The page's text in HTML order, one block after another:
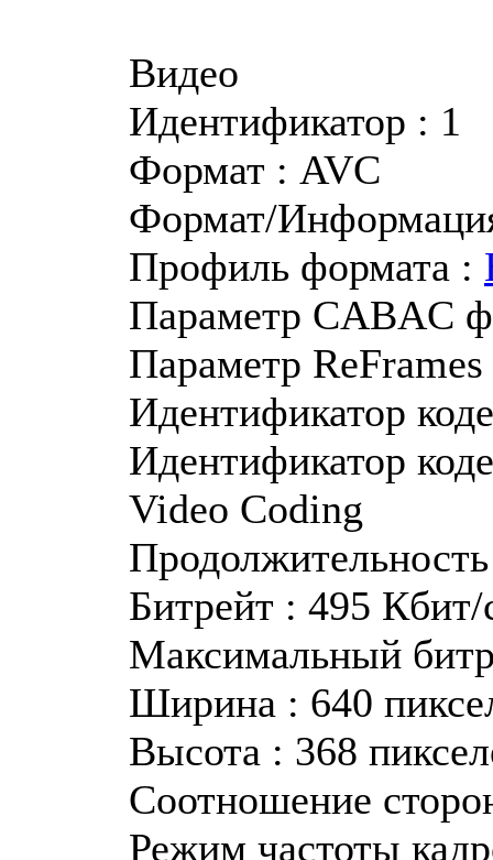
Видео
Идентификатор : 1
Формат : AVC
Формат/
Профиль формата :
Параметр CABAC
Параметр
Идентификатор
Идентификатор
Video Coding
Битрейт : 495 Кбит/
Максимальный
Ширина : 640
Высота : 368
Соотношение
Режим частоты